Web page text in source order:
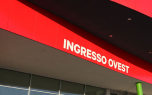
COME RAGGIUNGERCI
PROMOZIONI
NEGOZI
EVENTI
SERVIZI